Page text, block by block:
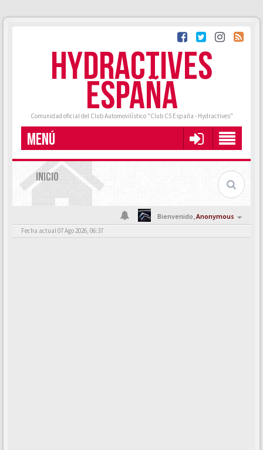
HYDRACTIVES
ESPAÑA
Comunidad oficial del Club Automovilístico "Club C5 España - Hydractives"
MENÚ
INICIO
Bienvenido,Anonymous
Fecha actual 07 Ago 2026, 06:37